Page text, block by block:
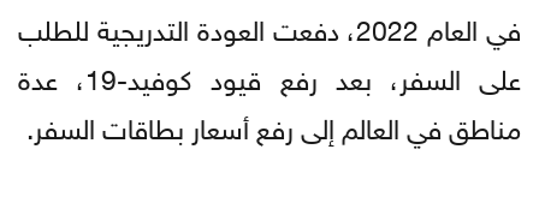
في العام 2022، دفعت العودة التدريجية للطلب
على السفر، بعد رفع قيود كوفيد-19، عدة
مناطق في العالم إلى رفع أسعار بطاقات السفر.